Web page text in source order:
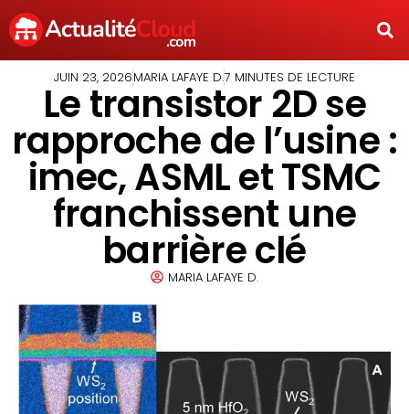
JUIN 23, 2026MARIA LAFAYE D.7 MINUTES DE LECTURE
Le transistor 2D se
rapproche de l’usine :
imec, ASML et TSMC
franchissent une
barrière clé
MARIA LAFAYE D.